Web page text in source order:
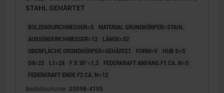
STAHL GEHÄRTET
BOLZENDURCHMESSER=5
MATERIAL GRUNDKÖRPER=STAHL
AUSSENDURCHMESSER=12
LÄNGE=52
OBERFLÄCHE GRUNDKÖRPER=GEHÄRTET
FORM=V
HUB S=5
D4=23
L1=24 F X 30°=1,3
FEDERKRAFT ANFANG F1 CA. N=5
FEDERKRAFT ENDE F2 CA. N=12
Bestellnummer: 03098-4105